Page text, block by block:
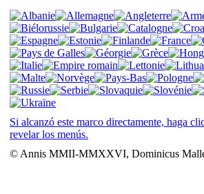
Si alcanzó este marco directamente, haga
revelar los menús.
© Annis MMII-MMXXVI, Dominicus